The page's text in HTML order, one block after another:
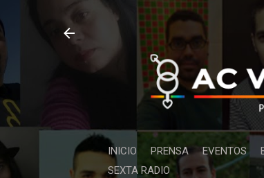
INICIO PRENSA EVENTOS
SEXTA RADIO